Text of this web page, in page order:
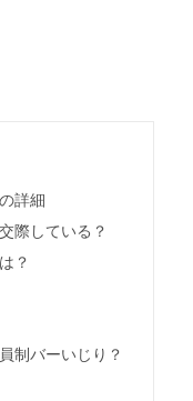
詳細
際している？
？
制バーいじり？